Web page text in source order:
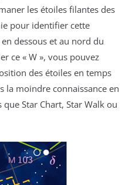
les étoiles filantes des
pour identifier cette
dessous et au nord du
ce « W », vous pouvez
des étoiles en temps
la moindre connaissance en
Star Chart, Star Walk ou